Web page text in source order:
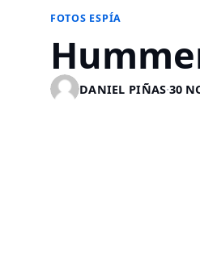
FOTOS ESPÍA
DANIEL PIÑAS·30